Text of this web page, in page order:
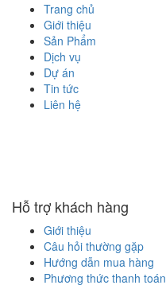
Trang chủ
Giới thiệu
Sản Phẩm
Dịch vụ
Dự án
Tin tức
Liên hệ
Hỗ trợ khách hàng
Giới thiệu
Câu hỏi thường gặp
Hướng dẫn mua hàng
Phương thức thanh toán